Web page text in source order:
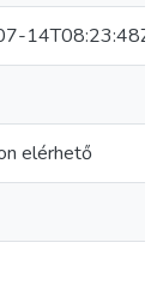
14T08:23:48Z
elérhető